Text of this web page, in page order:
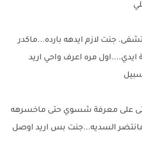
جنت لازم ايدهه بارده...ماكدر
مره اعرف واحي اريد
على معرفة شسوي حتى ماخسرهه
السديه...جنت بس اريد اوصل